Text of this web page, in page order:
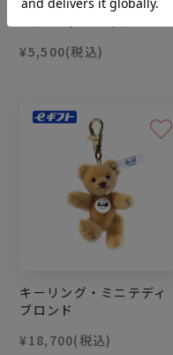
¥5,500(税込)
キーリング・ミニテディ
ブロンド
¥18,700(税込)